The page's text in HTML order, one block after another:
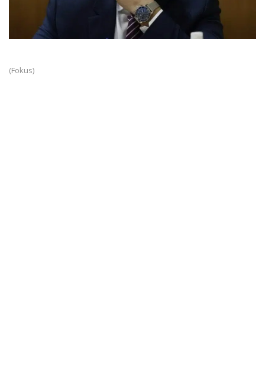
(Fokus)